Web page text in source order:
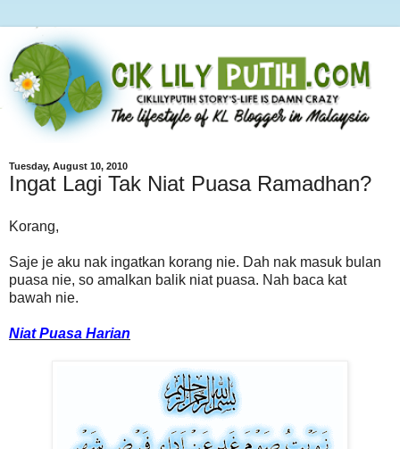
Tuesday, August 10, 2010
Ingat Lagi Tak Niat Puasa Ramadhan?
Korang,
Saje je aku nak ingatkan korang nie. Dah nak masuk bulan
puasa nie, so amalkan balik niat puasa. Nah baca kat
bawah nie.
Niat Puasa Harian